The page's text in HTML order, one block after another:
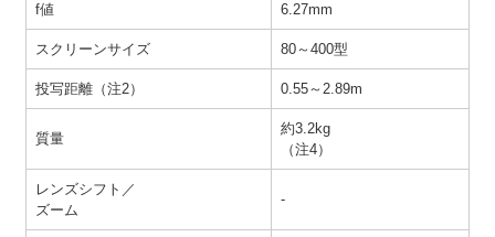
f値 6.27mm
スクリーンサイズ 80～400型
投写距離（注2） 0.55～2.89m
質量
約3.2kg
（注4）
レンズシフト／
ズーム
-